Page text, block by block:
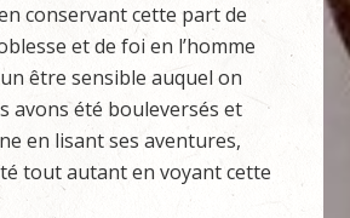
conservant cette part de
et de foi en l’homme
être sensible auquel on
avons été bouleversés et
en lisant ses aventures,
tout autant en voyant cette